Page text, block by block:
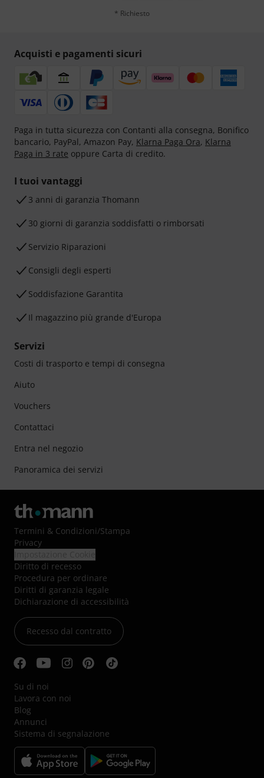
* Richiesto
Acquisti e pagamenti sicuri
Paga in tutta sicurezza con Contanti alla consegna, Bonifico
bancario, PayPal, Amazon Pay, Klarna Paga Ora, Klarna
Paga in 3 rate oppure Carta di credito.
I tuoi vantaggi
3 anni di garanzia Thomann
30 giorni di garanzia soddisfatti o rimborsati
Servizio Riparazioni
Consigli degli esperti
Soddisfazione Garantita
Il magazzino più grande d'Europa
Servizi
Costi di trasporto e tempi di consegna
Aiuto
Vouchers
Contattaci
Entra nel negozio
Panoramica dei servizi
Termini & Condizioni/Stampa
Privacy
Diritto di recesso
Procedura per ordinare
Diritti di garanzia legale
Dichiarazione di accessibilità
Recesso dal contratto
Su di noi
Lavora con noi
Blog
Annunci
Sistema di segnalazione